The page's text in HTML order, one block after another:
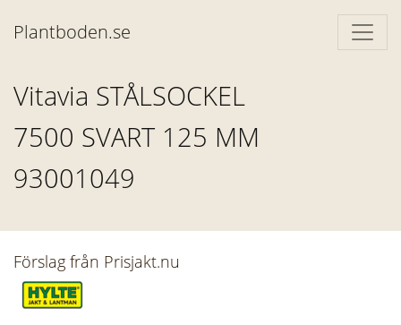
Plantboden.se
Vitavia STÅLSOCKEL
7500 SVART 125 MM
93001049
Förslag från Prisjakt.nu